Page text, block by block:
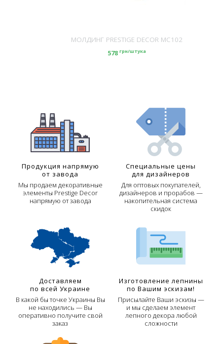
МОЛДИНГ PRESTIGE DECOR MC102
578 грн/штука
Продукция напрямую
от завода
Мы продаем декоративные
элементы Prestige Decor
напрямую от завода
Специальные цены
для дизайнеров
Для оптовых покупателей,
дизайнеров и прорабов —
накопительная система
скидок
Доставляем
по всей Украине
В какой бы точке Украины Вы
не находились — Вы
оперативно получите свой
заказ
Изготовление лепнины
по Вашим эскизам!
Присылайте Ваши эскизы —
и мы сделаем элемент
лепного декора любой
сложности